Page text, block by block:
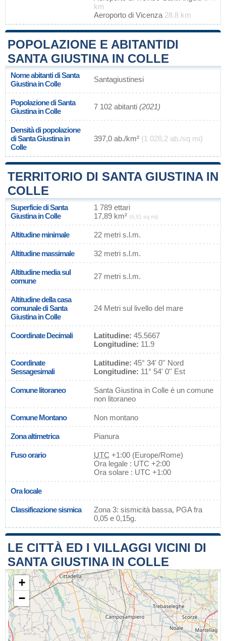
km
Aeroporto di Vicenza 28.8 km
POPOLAZIONE E ABITANTIDI
SANTA GIUSTINA IN COLLE
Nome abitanti di Santa
Giustina in Colle
Santagiustinesi
Popolazione di Santa
Giustina in Colle
7 102 abitanti (2021)
Densità di popolazione
di Santa Giustina in
Colle
397,0 ab./km² (1 028,2 ab./sq mi)
TERRITORIO DI SANTA GIUSTINA IN
COLLE
Superficie di Santa
Giustina in Colle
1 789 ettari
17,89 km² (6,91 sq mi)
Altitudine minimale 22 metri s.l.m.
Altitudine massimale 32 metri s.l.m.
Altitudine media sul
comune
27 metri s.l.m.
Altitudine della casa
comunale di Santa
Giustina in Colle
24 Metri sul livello del mare
Coordinate Decimali Latitudine: 45.5667
Longitudine: 11.9
Coordinate
Sessagesimali
Latitudine: 45° 34' 0'' Nord
Longitudine: 11° 54' 0'' Est
Comune litoraneo
Santa Giustina in Colle è un comune
non litoraneo
Comune Montano Non montano
Zona altimetrica Pianura
Fuso orario UTC +1:00 (Europe/Rome)
Ora legale : UTC +2:00
Ora solare : UTC +1:00
Ora locale
Classificazione sismica
Zona 3: sismicità bassa, PGA fra
0,05 e 0,15g.
LE CITTÀ ED I VILLAGGI VICINI DI
SANTA GIUSTINA IN COLLE
+
−